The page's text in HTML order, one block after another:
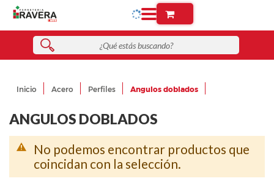
Inicio Acero Perfiles Angulos doblados
ANGULOS DOBLADOS
No podemos encontrar productos que
coincidan con la selección.